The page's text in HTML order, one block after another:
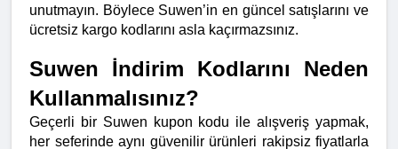
unutmayın. Böylece Suwen’in en güncel satışlarını ve
ücretsiz kargo kodlarını asla kaçırmazsınız.
Suwen İndirim Kodlarını Neden
Kullanmalısınız?
Geçerli bir Suwen kupon kodu ile alışveriş yapmak,
her seferinde aynı güvenilir ürünleri rakipsiz fiyatlarla